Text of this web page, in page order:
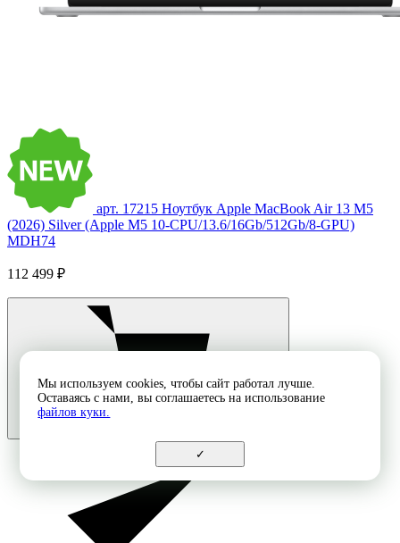
арт. 17215 Ноутбук Apple MacBook Air 13 M5
(2026) Silver (Apple M5 10-CPU/13.6/16Gb/512Gb/8-GPU)
MDH74
112 499 ₽
Мы используем cookies, чтобы сайт работал лучше.
Оставаясь с нами, вы соглашаетесь на использование
файлов куки.
✓